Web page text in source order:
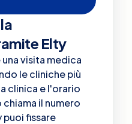
Elty
visita medica
le cliniche più
clinica e l'orario
il numero
puoi fissare